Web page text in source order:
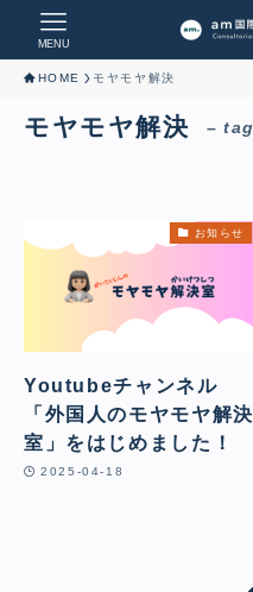
MENU
HOME モヤモヤ解決
モヤモヤ解決 –
お知らせ
Youtubeチャンネル
「外国人のモヤモヤ解決
室」をはじめました！
2025-04-18